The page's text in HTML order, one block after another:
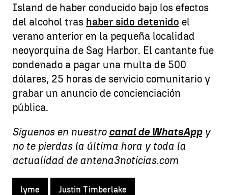
Island de haber conducido bajo los efectos
del alcohol tras haber sido detenido el
verano anterior en la pequeña localidad
neoyorquina de Sag Harbor. El cantante fue
condenado a pagar una multa de 500
dólares, 25 horas de servicio comunitario y
grabar un anuncio de concienciación
pública.
Síguenos en nuestro canal de WhatsAppy
no te pierdas la última hora y toda la
actualidad de antena3noticias.com
lyme Justin Timberlake